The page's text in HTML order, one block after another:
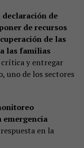
de
de recursos
de las
las familias
y entregar
uno de los sectores
emergencia
en la